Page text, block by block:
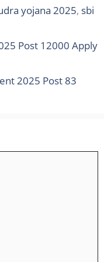
yojana 2025, sbi
Post 12000 Apply
2025 Post 83